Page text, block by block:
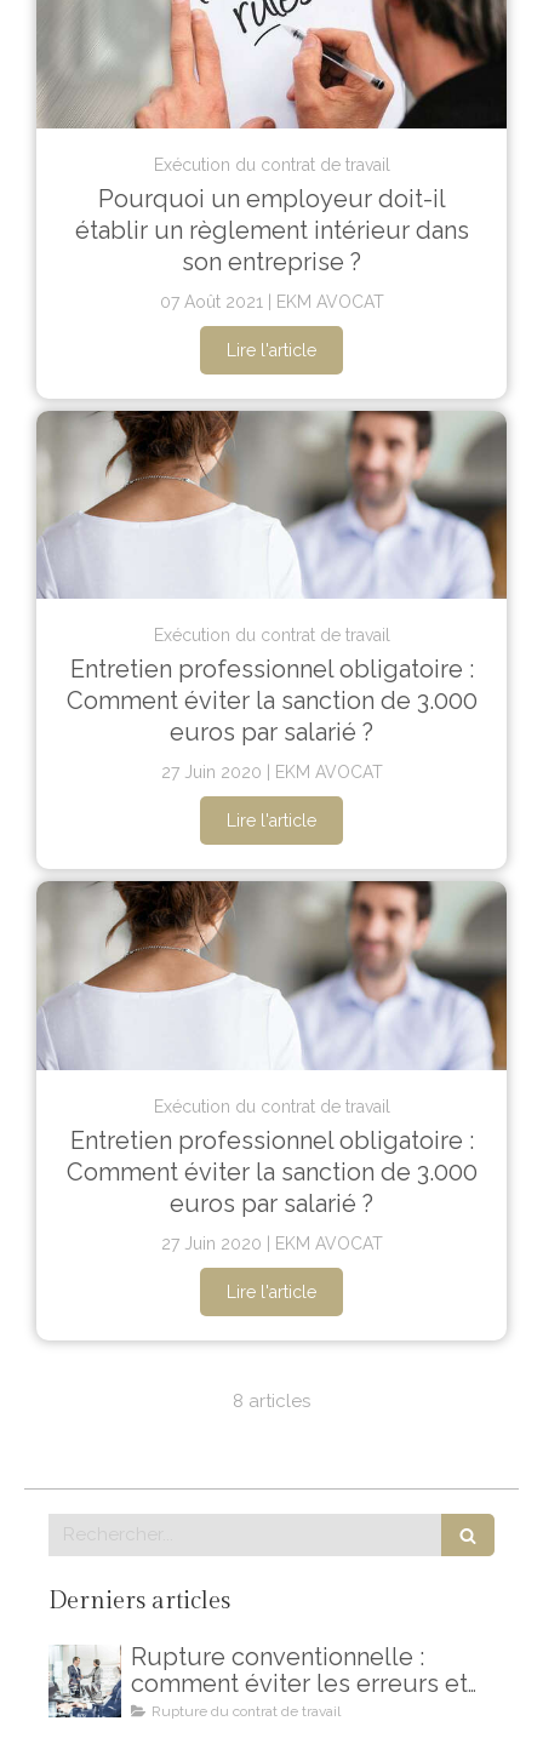
Exécution du contrat de travail
Pourquoi un employeur doit-il
établir un règlement intérieur dans
son entreprise ?
07 Août 2021 EKM AVOCAT
Lire l'article
Exécution du contrat de travail
Entretien professionnel obligatoire :
Comment éviter la sanction de 3.000
euros par salarié ?
27 Juin 2020 EKM AVOCAT
Lire l'article
Exécution du contrat de travail
Entretien professionnel obligatoire :
Comment éviter la sanction de 3.000
euros par salarié ?
27 Juin 2020 EKM AVOCAT
Lire l'article
8 articles
Derniers articles
Rupture conventionnelle :
comment éviter les erreurs et
les regrets
Rupture du contrat de travail